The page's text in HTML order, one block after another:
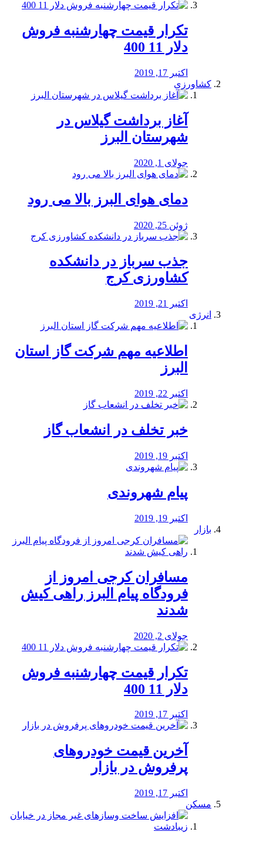
تکرار قیمت چهارشنبه فروش
دلار 11 400
اکتبر 17, 2019
کشاورزی
آغاز برداشت گیلاس در
شهرستان البرز
جولای 1, 2020
دمای هوای البرز بالا می رود
ژوئن 25, 2020
جذب سرباز در دانشکده
کشاورزی کرج
اکتبر 21, 2019
انرژی
️اطلاعیه مهم شرکت گاز استان
البرز
اکتبر 22, 2019
خبر تخلف در انشعاب گاز
اکتبر 19, 2019
پیام شهروندی
اکتبر 19, 2019
بازار
مسافران کرجی امروز از
فرودگاه پیام البرز راهی کیش
شدند
جولای 2, 2020
تکرار قیمت چهارشنبه فروش
دلار 11 400
اکتبر 17, 2019
آخرین قیمت خودرو‌های
پرفروش در بازار
اکتبر 17, 2019
مسکن